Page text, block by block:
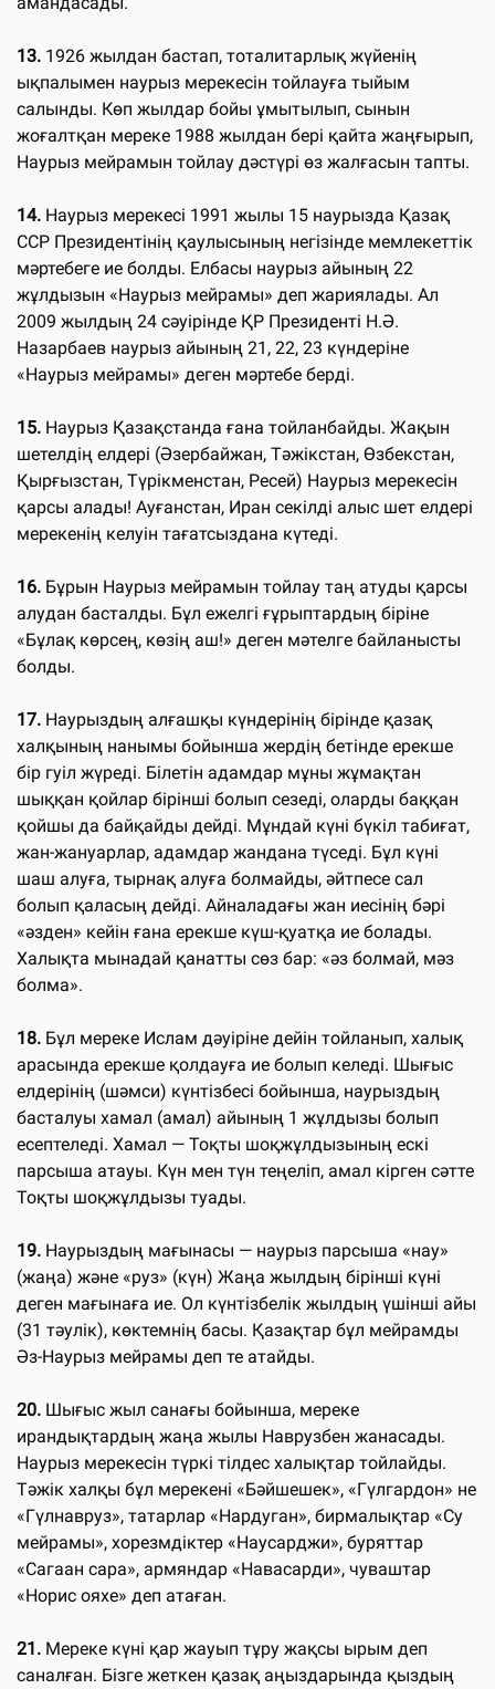
13. 1926 жылдан бастап, тоталитарлық жүйенің
ықпалымен наурыз мерекесін тойлауға тыйым
салынды. Көп жылдар бойы ұмытылып, сынын
жоғалтқан мереке 1988 жылдан бері қайта жаңғырып,
Наурыз мейрамын тойлау дәстүрі өз жалғасын тапты.
14. Наурыз мерекесі 1991 жылы 15 наурызда Қазақ
ССР Президентінің қаулысының негізінде мемлекеттік
мәртебеге ие болды. Елбасы наурыз айының 22
жұлдызын «Наурыз мейрамы» деп жариялады. Ал
2009 жылдың 24 сәуірінде ҚР Президенті Н.Ә.
Назарбаев наурыз айының 21, 22, 23 күндеріне
«Наурыз мейрамы» деген мәртебе берді.
15. Наурыз Қазақстанда ғана тойланбайды. Жақын
шетелдің елдері (Әзербайжан, Тәжікстан, Өзбекстан,
Қырғызстан, Түрікменстан, Ресей) Наурыз мерекесін
қарсы алады! Ауғанстан, Иран секілді алыс шет елдері
мерекенің келуін тағатсыздана күтеді.
16. Бұрын Наурыз мейрамын тойлау таң атуды қарсы
алудан басталды. Бұл ежелгі ғұрыптардың біріне
«Бұлақ көрсең, көзің аш!» деген мәтелге байланысты
болды.
17. Наурыздың алғашқы күндерінің бірінде қазақ
халқының нанымы бойынша жердің бетінде ерекше
бір гуіл жүреді. Білетін адамдар мұны жұмақтан
шыққан қойлар бірінші болып сезеді, оларды баққан
қойшы да байқайды дейді. Мұндай күні бүкіл табиғат,
жан-жануарлар, адамдар жандана түседі. Бұл күні
шаш алуға, тырнақ алуға болмайды, әйтпесе сал
болып қаласың дейді. Айналадағы жан иесінің бәрі
«әзден» кейін ғана ерекше күш-қуатқа ие болады.
Халықта мынадай қанатты сөз бар: «әз болмай, мәз
болма».
18. Бұл мереке Ислам дәуіріне дейін тойланып, халық
арасында ерекше қолдауға ие болып келеді. Шығыс
елдерінің (шәмси) күнтізбесі бойынша, наурыздың
басталуы хамал (амал) айының 1 жұлдызы болып
есептеледі. Хамал — Тоқты шоқжұлдызының ескі
парсыша атауы. Күн мен түн теңеліп, амал кірген сәтте
Тоқты шоқжұлдызы туады.
19. Наурыздың мағынасы — наурыз парсыша «нау»
(жаңа) және «руз» (күн) Жаңа жылдың бірінші күні
деген мағынаға ие. Ол күнтізбелік жылдың үшінші айы
(31 тәулік), көктемнің басы. Қазақтар бұл мейрамды
Әз-Наурыз мейрамы деп те атайды.
20. Шығыс жыл санағы бойынша, мереке
ирандықтардың жаңа жылы Наврузбен жанасады.
Наурыз мерекесін түркі тілдес халықтар тойлайды.
Тәжік халқы бұл мерекені «Бәйшешек», «Гүлгардон» не
«Гүлнавруз», татарлар «Нардуган», бирмалықтар «Су
мейрамы», хорезмдіктер «Наусарджи», буряттар
«Сагаан сара», армяндар «Навасарди», чуваштар
«Норис ояхе» деп атаған.
21. Мереке күні қар жауып тұру жақсы ырым деп
саналған. Бізге жеткен қазақ аңыздарында қыздың